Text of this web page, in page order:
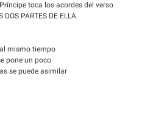
toca los acordes del verso
DOS PARTES DE ELLA.
mismo tiempo
pone un poco
se puede asimilar